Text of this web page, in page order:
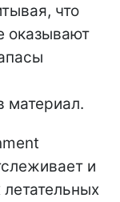
что
оказывают
материал.
и